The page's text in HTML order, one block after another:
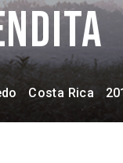
Costa Rica